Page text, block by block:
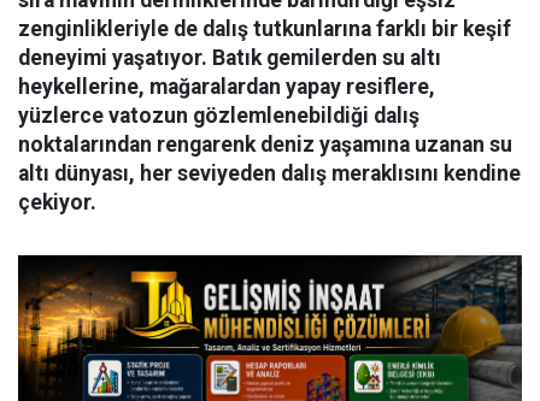
zenginlikleriyle de dalış tutkunlarına farklı bir keşif
deneyimi yaşatıyor. Batık gemilerden su altı
heykellerine, mağaralardan yapay resiflere,
yüzlerce vatozun gözlemlenebildiği dalış
noktalarından rengarenk deniz yaşamına uzanan su
altı dünyası, her seviyeden dalış meraklısını kendine
çekiyor.